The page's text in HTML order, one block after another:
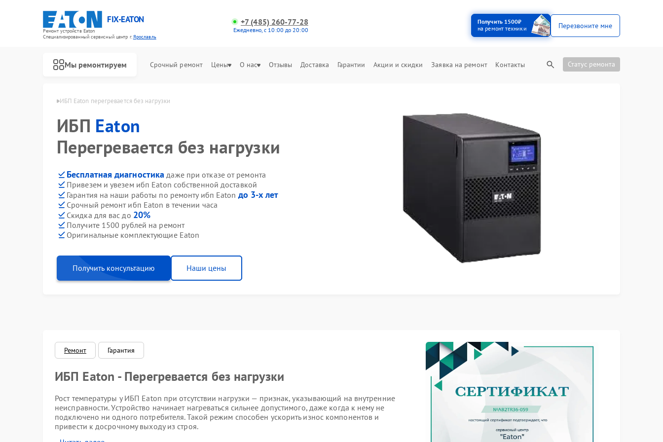
FIX-EATON
Ремонт устройств Eaton
Специализированный cервисный центр г.Ярославль
+7 (485) 260-77-28
Ежедневно, с 10:00 до 20:00
Получить 1500₽
на ремонт техники
Перезвоните мне
Мы ремонтируем Срочный ремонт Цены О нас Отзывы Доставка Гарантии Акции и скидки Заявка на ремонт Контакты Статус ремонта
ИБП Eaton перегревается без нагрузки
ИБП Eaton
Перегревается без нагрузки
Бесплатная диагностика даже при отказе от ремонта
Привезем и увезем ибп Eaton собственной доставкой
Гарантия на наши работы по ремонту ибп Eaton до 3-х лет
Срочный ремонт ибп Eaton в течении часа
Скидка для вас до 20%
Получите 1500 рублей на ремонт
Оригинальные комплектующие Eaton
Получить консультацию Наши цены
Ремонт Гарантия
ИБП Eaton - Перегревается без нагрузки
Рост температуры у ИБП Eaton при отсутствии нагрузки — признак, указывающий на внутренние
неисправности. Устройство начинает нагреваться сильнее допустимого, даже когда к нему не
подключено ни одного потребителя. Такой режим способен ускорить износ компонентов и
привести к досрочному выходу из строя.